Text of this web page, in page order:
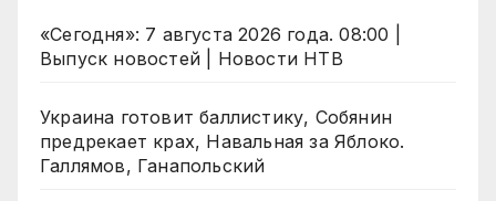
«Сегодня»: 7 августа 2026 года. 08:00 |
Выпуск новостей | Новости НТВ
Украина готовит баллистику, Собянин
предрекает крах, Навальная за Яблоко.
Галлямов, Ганапольский